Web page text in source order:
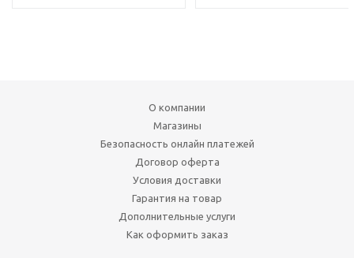
О компании
Магазины
Безопасность онлайн платежей
Договор оферта
Условия доставки
Гарантия на товар
Дополнительные услуги
Как оформить заказ